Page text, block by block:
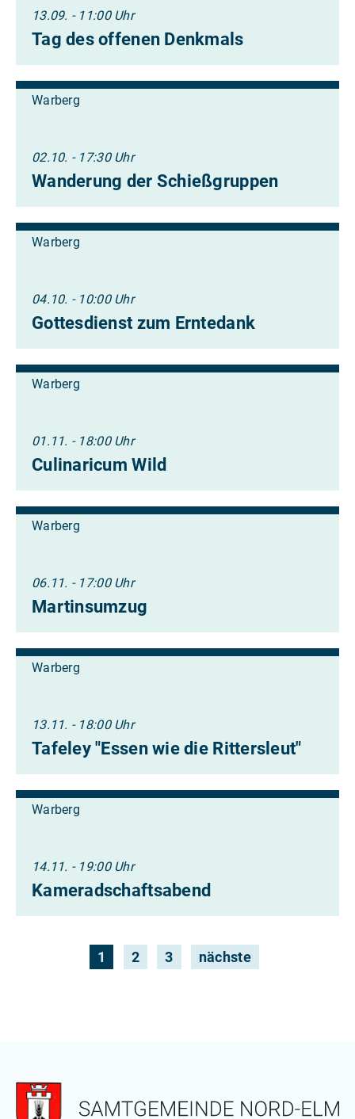
13.09. - 11:00 Uhr
Tag des offenen Denkmals
Warberg
02.10. - 17:30 Uhr
Wanderung der Schießgruppen
Warberg
04.10. - 10:00 Uhr
Gottesdienst zum Erntedank
Warberg
01.11. - 18:00 Uhr
Culinaricum Wild
Warberg
06.11. - 17:00 Uhr
Martinsumzug
Warberg
13.11. - 18:00 Uhr
Tafeley "Essen wie die Rittersleut"
Warberg
14.11. - 19:00 Uhr
Kameradschaftsabend
1 2 3 nächste